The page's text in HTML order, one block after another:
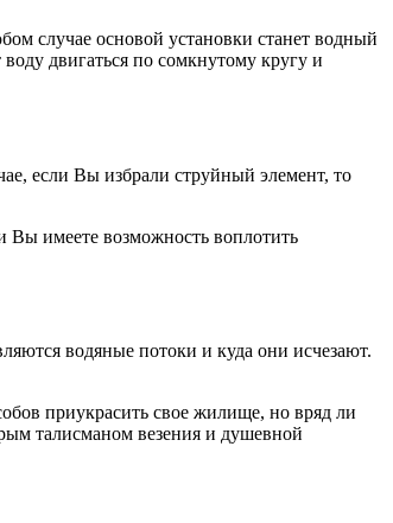
случае основой установки станет водный
двигаться по сомкнутому кругу и
если Вы избрали струйный элемент, то
имеете возможность воплотить
водяные потоки и куда они исчезают.
приукрасить свое жилище, но вряд ли
талисманом везения и душевной